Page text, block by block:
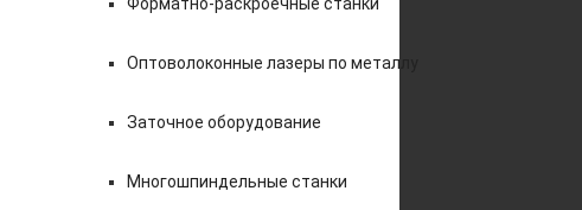
Оптоволоконные лазеры по металлу
Заточное оборудование
Многошпиндельные станки